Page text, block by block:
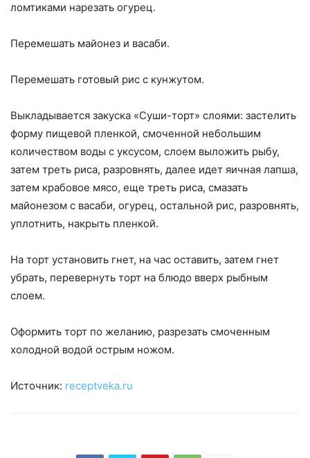
ломтиками нарезать огурец.
Перемешать майонез и васаби.
Перемешать готовый рис с кунжутом.
Выкладывается закуска «Суши-торт» слоями: застелить
форму пищевой пленкой, смоченной небольшим
количеством воды с уксусом, слоем выложить рыбу,
затем треть риса, разровнять, далее идет яичная лапша,
затем крабовое мясо, еще треть риса, смазать
майонезом с васаби, огурец, остальной рис, разровнять,
уплотнить, накрыть пленкой.
На торт установить гнет, на час оставить, затем гнет
убрать, перевернуть торт на блюдо вверх рыбным
слоем.
Оформить торт по желанию, разрезать смоченным
холодной водой острым ножом.
Источник: receptveka.ru